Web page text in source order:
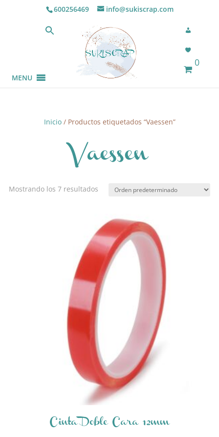
600256469 info@sukiscrap.com
0
MENU
Inicio/ Productos etiquetados “Vaessen”
Vaessen
Mostrando los 7 resultados
Cinta Doble Cara 12mm